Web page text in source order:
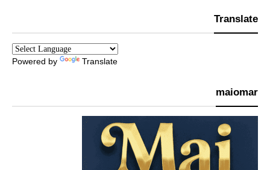
Translate
Powered by Translate
maiomar